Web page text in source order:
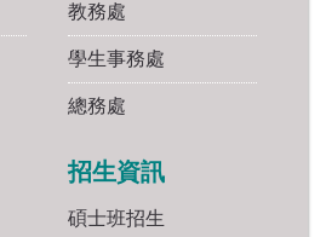
教務處
學生事務處
總務處
招生資訊
碩士班招生